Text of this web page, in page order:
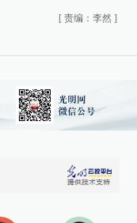
[ 责编：李然 ]